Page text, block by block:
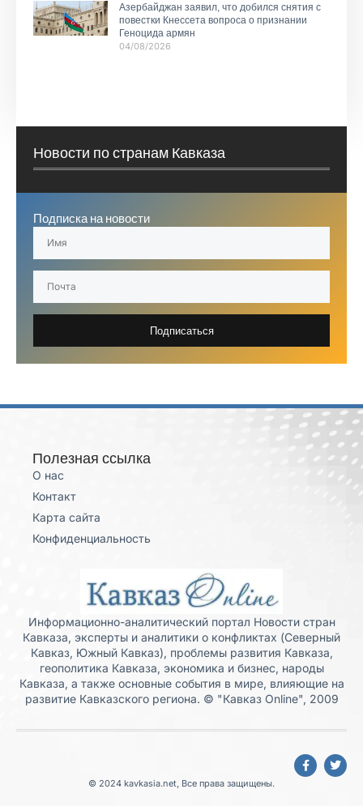
Азербайджан заявил, что добился снятия с
повестки Кнессета вопроса о признании
Геноцида армян
04/08/2026
Новости по странам Кавказа
Подписка на новости
Подписаться
Полезная ссылка
О нас
Контакт
Карта сайта
Конфиденциальность
Информационно-аналитический портал Новости стран
Кавказа, эксперты и аналитики о конфликтах (Северный
Кавказ, Южный Кавказ), проблемы развития Кавказа,
геополитика Кавказа, экономика и бизнес, народы
Кавказа, а также основные события в мире, влияющие на
развитие Кавказского региона. © "Кавказ Online", 2009
© 2024 kavkasia.net, Все права защищены.